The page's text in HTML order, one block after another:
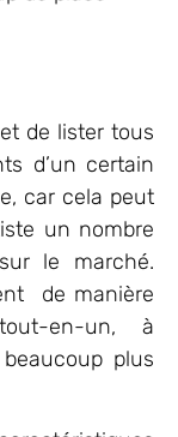
de lister tous
d’un certain
car cela peut
un nombre
le marché.
de manière
en-un, à
plus